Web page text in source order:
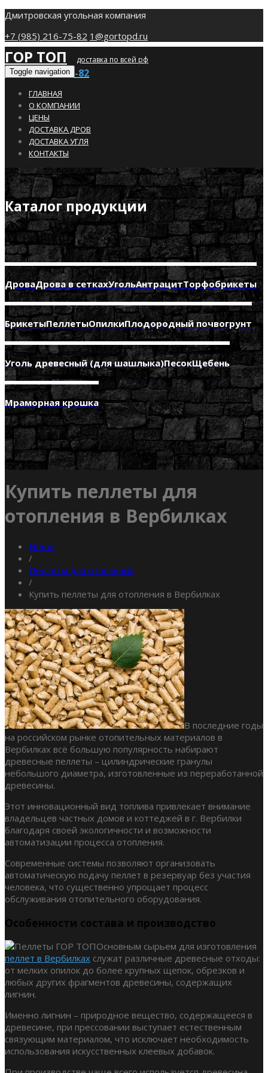
Дмитровская угольная компания
+7 (985) 216-75-82 1@gortopd.ru
ГОР ТОП доставка по всей рф
+7 (985) 216-75-82
Toggle navigation
ГЛАВНАЯ
О КОМПАНИИ
ЦЕНЫ
ДОСТАВКА ДРОВ
ДОСТАВКА УГЛЯ
КОНТАКТЫ
Каталог продукции
ДроваДрова в сеткахУгольАнтрацитТорфобрикеты
БрикетыПеллетыОпилкиПлодородный почвогрунт
Уголь древесный (для шашлыка)ПесокЩебень
Мраморная крошка
Купить пеллеты для
отопления в Вербилках
Home
/
Пеллеты для отопления
/
Купить пеллеты для отопления в Вербилках
В последние годы
на российском рынке отопительных материалов в
Вербилках всё большую популярность набирают
древесные пеллеты – цилиндрические гранулы
небольшого диаметра, изготовленные из переработанной
древесины.
Этот инновационный вид топлива привлекает внимание
владельцев частных домов и коттеджей в г. Вербилки
благодаря своей экологичности и возможности
автоматизации процесса отопления.
Современные системы позволяют организовать
автоматическую подачу пеллет в резервуар без участия
человека, что существенно упрощает процесс
обслуживания отопительного оборудования.
Особенности состава и производство
Основным сырьем для изготовления
пеллет в Вербилках служат различные древесные отходы:
от мелких опилок до более крупных щепок, обрезков и
любых других фрагментов древесины, содержащих
лигнин.
Именно лигнин – природное вещество, содержащееся в
древесине, при прессовании выступает естественным
связующим материалом, что исключает необходимость
использования искусственных клеевых добавок.